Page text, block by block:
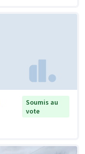
Soumis au
vote